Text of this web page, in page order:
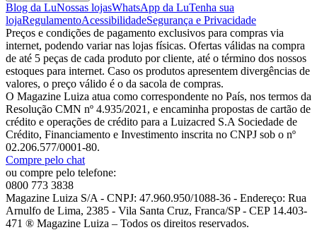
Blog da LuNossas lojasWhatsApp da LuTenha sua
lojaRegulamentoAcessibilidadeSegurança e Privacidade
Preços e condições de pagamento exclusivos para compras via
internet, podendo variar nas lojas físicas. Ofertas válidas na compra
de até 5 peças de cada produto por cliente, até o término dos nossos
estoques para internet. Caso os produtos apresentem divergências de
valores, o preço válido é o da sacola de compras.
O Magazine Luiza atua como correspondente no País, nos termos da
Resolução CMN nº 4.935/2021, e encaminha propostas de cartão de
crédito e operações de crédito para a Luizacred S.A Sociedade de
Crédito, Financiamento e Investimento inscrita no CNPJ sob o nº
02.206.577/0001-80.
Compre pelo chat
ou compre pelo telefone:
0800 773 3838
Magazine Luiza S/A - CNPJ: 47.960.950/1088-36 - Endereço: Rua
Arnulfo de Lima, 2385 - Vila Santa Cruz, Franca/SP - CEP 14.403-
471 ® Magazine Luiza – Todos os direitos reservados.